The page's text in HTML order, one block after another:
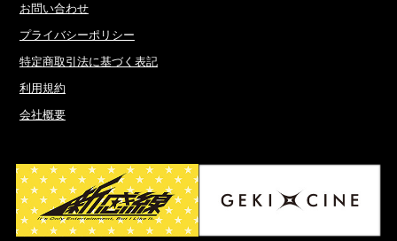
お問い合わせ
プライバシーポリシー
特定商取引法に基づく表記
利用規約
会社概要